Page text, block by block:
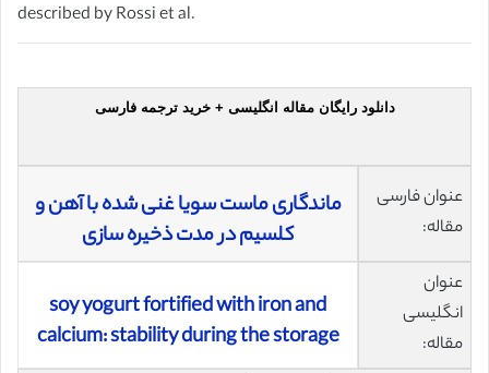
described by Rossi et al.
دانلود رایگان مقاله انگلیسی + خرید ترجمه فارسی
عنوان فارسی
مقاله:
ماندگاری ماست سویا غنی شده با آهن و
کلسیم در مدت ذخیره سازی
عنوان
انگلیسی
مقاله:
soy yogurt fortified with iron and
calcium: stability during the storage